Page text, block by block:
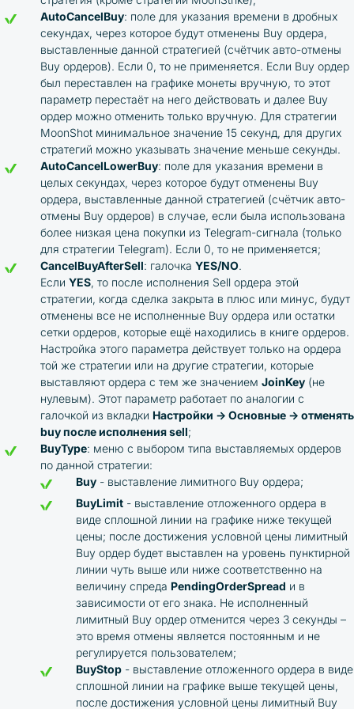
AutoCancelBuy: поле для указания времени в дробных
секундах, через которое будут отменены Buy ордера,
выставленные данной стратегией (счётчик авто-отмены
Buy ордеров). Если 0, то не применяется. Если Buy ордер
был переставлен на графике монеты вручную, то этот
параметр перестаёт на него действовать и далее Buy
ордер можно отменить только вручную. Для стратегии
MoonShot минимальное значение 15 секунд, для других
стратегий можно указывать значение меньше секунды.
AutoCancelLowerBuy: поле для указания времени в
целых секундах, через которое будут отменены Buy
ордера, выставленные данной стратегией (счётчик авто-
отмены Buy ордеров) в случае, если была использована
более низкая цена покупки из Telegram-сигнала (только
для стратегии Telegram). Если 0, то не применяется;
CancelBuyAfterSell: галочка YES/NO.
Если YES, то после исполнения Sell ордера этой
стратегии, когда сделка закрыта в плюс или минус, будут
отменены все не исполненные Buy ордера или остатки
сетки ордеров, которые ещё находились в книге ордеров.
Настройка этого параметра действует только на ордера
той же стратегии или на другие стратегии, которые
выставляют ордера с тем же значением JoinKey (не
нулевым). Этот параметр работает по аналогии с
галочкой из вкладки Настройки → Основные → отменять
buy после исполнения sell;
BuyType: меню с выбором типа выставляемых ордеров
по данной стратегии:
Buy - выставление лимитного Buy ордера;
BuyLimit - выставление отложенного ордера в
виде сплошной линии на графике ниже текущей
цены; после достижения условной цены лимитный
Buy ордер будет выставлен на уровень пунктирной
линии чуть выше или ниже соответственно на
величину спреда PendingOrderSpread и в
зависимости от его знака. Не исполненный
лимитный Buy ордер отменится через 3 секунды –
это время отмены является постоянным и не
регулируется пользователем;
BuyStop - выставление отложенного ордера в виде
сплошной линии на графике выше текущей цены,
после достижения условной цены лимитный Buy